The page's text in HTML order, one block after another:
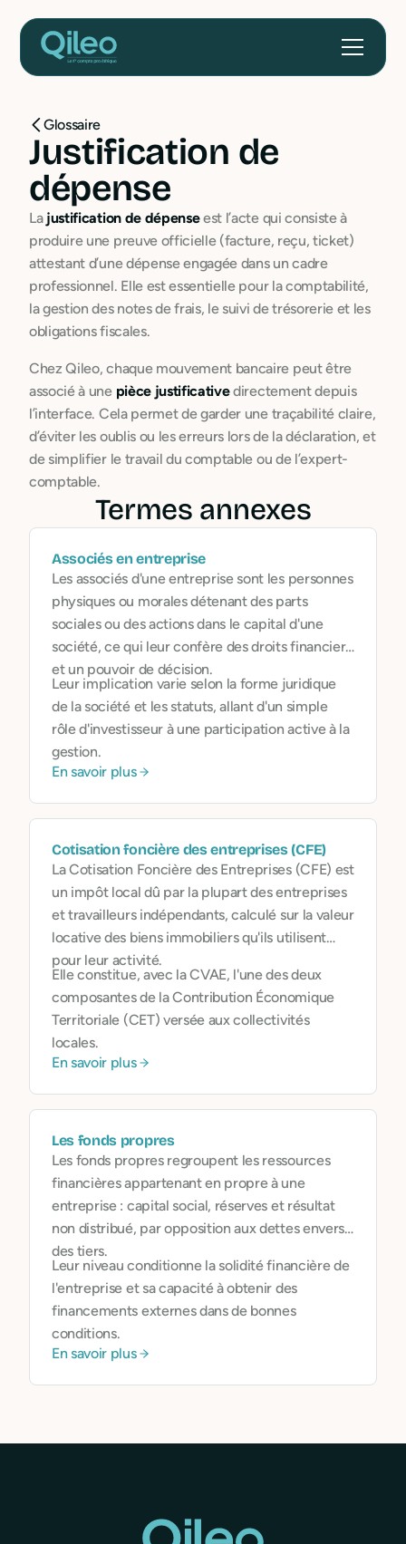
Glossaire
Justification de
dépense
La justification de dépenseest l’acte qui consiste à
produire une preuve officielle (facture, reçu, ticket)
attestant d’une dépense engagée dans un cadre
professionnel. Elle est essentielle pour la comptabilité,
la gestion des notes de frais, le suivi de trésorerie et les
obligations fiscales.
Chez Qileo, chaque mouvement bancaire peut être
associé à une pièce justificativedirectement depuis
l’interface. Cela permet de garder une traçabilité claire,
d’éviter les oublis ou les erreurs lors de la déclaration, et
de simplifier le travail du comptable ou de l’expert-
comptable.
Termes annexes
Associés en entreprise
Les associés d'une entreprise sont les personnes
physiques ou morales détenant des parts
sociales ou des actions dans le capital d'une
société, ce qui leur confère des droits financiers
et un pouvoir de décision.
Leur implication varie selon la forme juridique
de la société et les statuts, allant d'un simple
rôle d'investisseur à une participation active à la
gestion.
En savoir plus
Cotisation foncière des entreprises (CFE)
La Cotisation Foncière des Entreprises (CFE) est
un impôt local dû par la plupart des entreprises
et travailleurs indépendants, calculé sur la valeur
locative des biens immobiliers qu'ils utilisent
pour leur activité.
Elle constitue, avec la CVAE, l'une des deux
composantes de la Contribution Économique
Territoriale (CET) versée aux collectivités
locales.
En savoir plus
Les fonds propres
Les fonds propres regroupent les ressources
financières appartenant en propre à une
entreprise : capital social, réserves et résultat
non distribué, par opposition aux dettes envers
des tiers.
Leur niveau conditionne la solidité financière de
l'entreprise et sa capacité à obtenir des
financements externes dans de bonnes
conditions.
En savoir plus